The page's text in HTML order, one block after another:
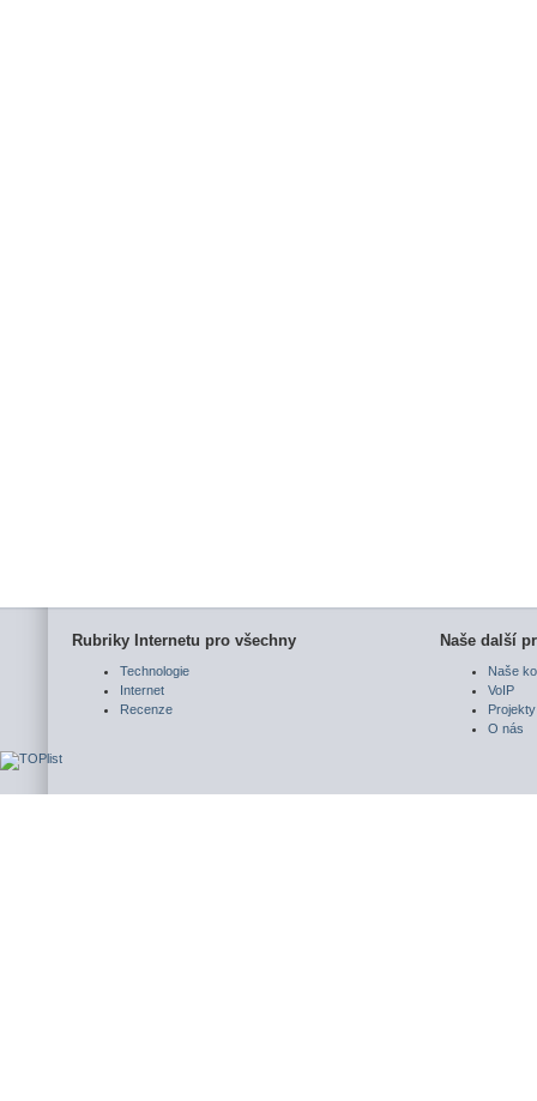
Rubriky Internetu pro všechny
Technologie
Internet
Recenze
Naše další
Naše
VoIP
Projekty
O nás